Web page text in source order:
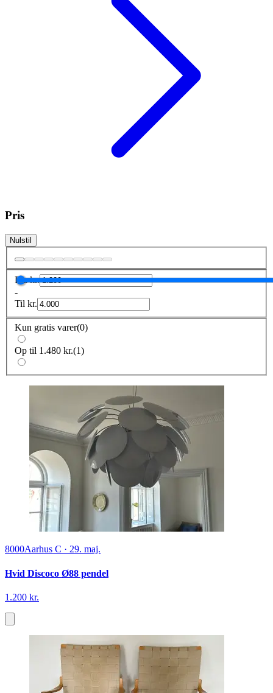
Pris
Nulstil
Frakr.
-
Til kr.
Kun gratis varer(0)
Op til 1.480 kr.(1)
8000Aarhus C · 29. maj.
Hvid Discoco Ø88 pendel
1.200 kr.